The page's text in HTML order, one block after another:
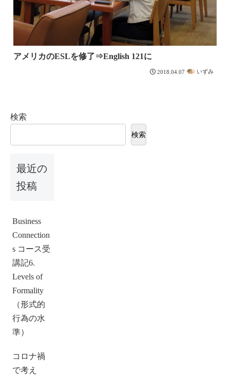
アメリカのESLを修了⇒English 121に
2018.04.07 いずみ
検索
検索
最近の
投稿
Business
Connection
s コース受
講記6.
Levels of
Formality
（形式的
行為の水
準）
コロナ禍
で考え